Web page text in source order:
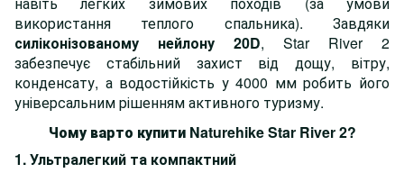
використання теплого спальника). Завдяки
силіконізованому нейлону 20D, Star River 2
забезпечує стабільний захист від дощу, вітру,
конденсату, а водостійкість у 4000 мм робить його
універсальним рішенням активного туризму.
Чому варто купити Naturehike Star River 2?
1. Ультралегкий та компактний